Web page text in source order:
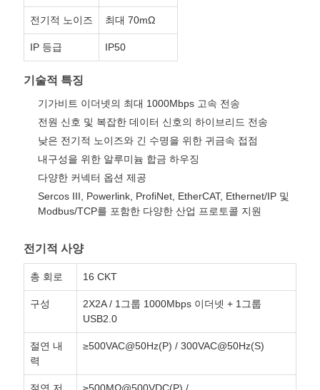
SITEMAP
PRIVACY
POLICY
전기적 노이즈 최대 70mΩ
IP 등급 IP50
기술적 특징
기가비트 이더넷의 최대 1000Mbps 고속 전송
전원 신호 및 복잡한 데이터 신호의 하이브리드 전송
낮은 전기적 노이즈와 긴 수명을 위한 귀금속 접점
내구성을 위한 알루미늄 합금 하우징
다양한 커넥터 옵션 제공
Sercos III, Powerlink, ProfiNet, EtherCAT, Ethernet/IP 및
Modbus/TCP를 포함한 다양한 산업 프로토콜 지원
전기적 사양
총 회로 16 CKT
구성
2X2A / 1그룹 1000Mbps 이더넷 + 1그룹
USB2.0
절연 내
력
≥500VAC@50Hz(P) / 300VAC@50Hz(S)